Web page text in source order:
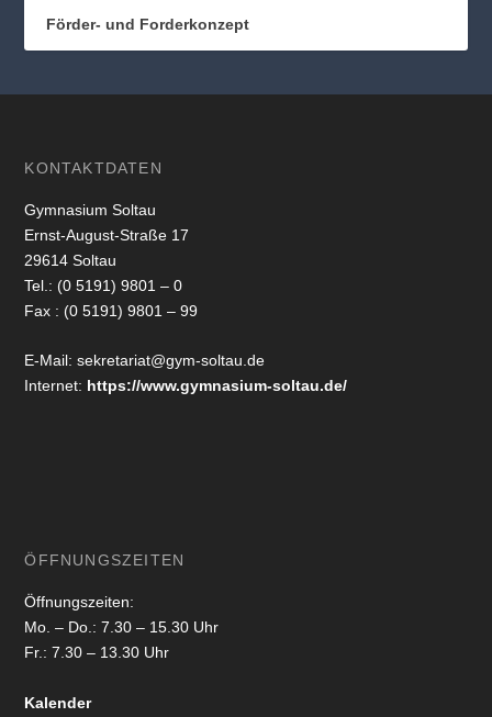
Förder- und Forderkonzept
KONTAKTDATEN
Gymnasium Soltau
Ernst-August-Straße 17
29614 Soltau
Tel.: (0 5191) 9801 – 0
Fax : (0 5191) 9801 – 99
E-Mail: sekretariat@gym-soltau.de
Internet: https://www.gymnasium-soltau.de/
ÖFFNUNGSZEITEN
Öffnungszeiten:
Mo. – Do.: 7.30 – 15.30 Uhr
Fr.: 7.30 – 13.30 Uhr
Kalender